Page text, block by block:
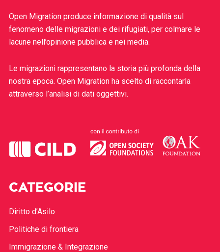
Open Migration produce informazione di qualità sul
fenomeno delle migrazioni e dei rifugiati, per colmare le
lacune nell’opinione pubblica e nei media.
Le migrazioni rappresentano la storia più profonda della
nostra epoca. Open Migration ha scelto di raccontarla
attraverso l’analisi di dati oggettivi.
CATEGORIE
Diritto d’Asilo
Politiche di frontiera
Immigrazione & Integrazione